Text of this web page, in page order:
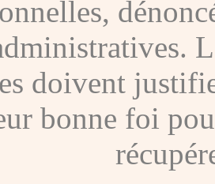
doivent
bonne foi